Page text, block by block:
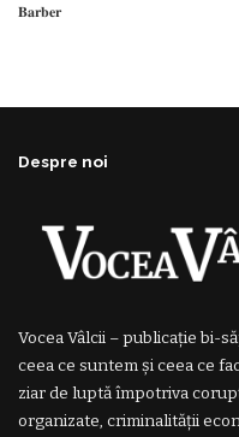
𝐁𝐚𝐫𝐛𝐞𝐫
Despre noi
Vocea Vâlcii – publicație bi-
ceea ce suntem și ceea ce
ziar de luptă împotriva
organizate, criminalității